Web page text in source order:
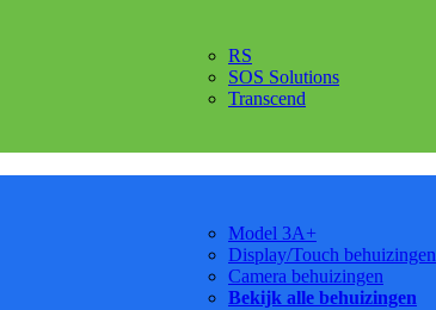
RS
SOS Solutions
Transcend
Model 3A+
Display/Touch behuizingen
Camera behuizingen
Bekijk alle behuizingen